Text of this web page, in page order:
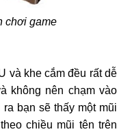
chơi game
và khe cắm đều rất dễ
không nên chạm vào
bạn sẽ thấy một mũi
chiều mũi tên trên